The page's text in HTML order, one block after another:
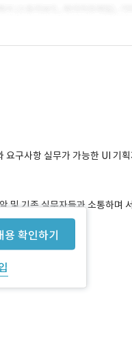
용 확인하기
구사항 실무가 가능한 UI 기
및 기존 실무자들과 소통하며